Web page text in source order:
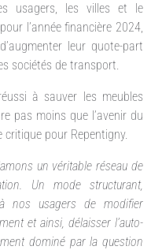
usagers, les villes et le
l’année financière 2024,
leur quote-part
sociétés de transport.
à sauver les meubles
pas moins que l’avenir du
pour Repentigny.
un véritable réseau de
Un mode structurant,
nos usagers de modifier
et ainsi, délaisser l’auto-
dominé par la question